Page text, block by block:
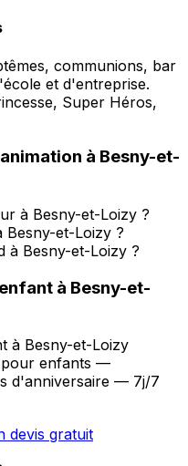
communions, bar
et d'entreprise.
Super Héros,
à Besny-et-
à Besny-et-Loizy ?
Besny-et-Loizy ?
à Besny-et-Loizy ?
à Besny-et-
à Besny-et-Loizy
pour enfants —
d'anniversaire — 7j/7
devis gratuit